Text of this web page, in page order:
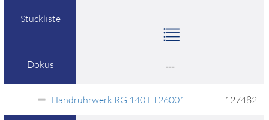
Stückliste
Dokus ---
Handrührwerk RG 140 ET26001 127482